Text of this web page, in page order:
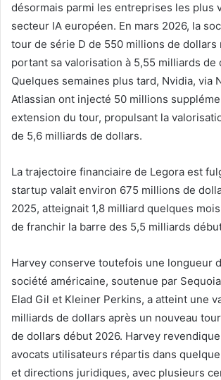
désormais parmi les entreprises les plus
secteur IA européen. En mars 2026, la
tour de série D de 550 millions de dollars
portant sa valorisation à 5,55 milliards de
Quelques semaines plus tard, Nvidia, via
Atlassian ont injecté 50 millions
extension du tour, propulsant la
de 5,6 milliards de dollars.
La trajectoire financiaire de Legora est
startup valait environ 675 millions de
2025, atteignait 1,8 milliard quelques
de franchir la barre des 5,5 milliards
Harvey conserve toutefois une longueur
société américaine, soutenue par
Elad Gil et Kleiner Perkins, a atteint une
milliards de dollars après un nouveau
de dollars début 2026. Harvey
avocats utilisateurs répartis dans
et directions juridiques, avec plusieurs